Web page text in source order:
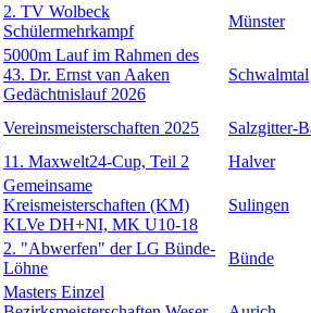
2. TV Wolbeck
Schülermehrkampf
Münster
5000m Lauf im Rahmen des
43. Dr. Ernst van Aaken
Gedächtnislauf 2026
Schwalmtal
Vereinsmeisterschaften 2025
Salzgitter-
11. Maxwelt24-Cup, Teil 2 Halver
Gemeinsame
Kreismeisterschaften (KM)
KLVe DH+NI, MK U10-18
Sulingen
2. "Abwerfen" der LG Bünde-
Löhne
Bünde
Masters Einzel